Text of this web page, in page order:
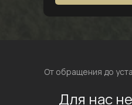
От обращения до
Для нас